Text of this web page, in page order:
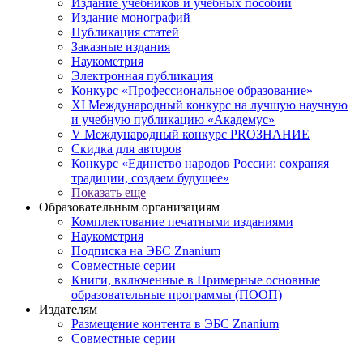
Издание монографий
Публикация статей
Заказные издания
Наукометрия
Электронная публикация
Конкурс «Профессиональное образование»
XI Международный конкурс на лучшую научную
и учебную публикацию «Академус»
V Международный конкурс PROЗНАНИЕ
Скидка для авторов
Конкурс «Единство народов России: сохраняя
традиции, создаем будущее»
Показать еще
Образовательным организациям
Комплектование печатными изданиями
Наукометрия
Подписка на ЭБС Znanium
Совместные серии
Книги, включенные в Примерные основные
образовательные программы (ПООП)
Издателям
Размещение контента в ЭБС Znanium
Совместные серии